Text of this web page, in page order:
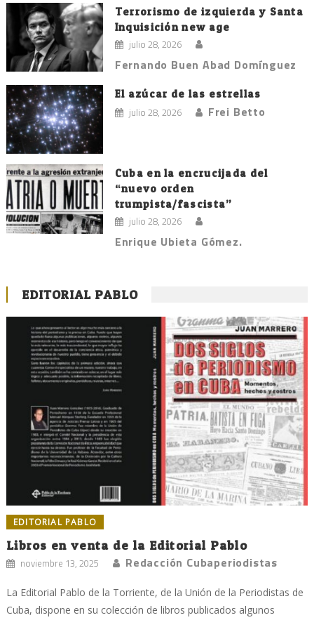
Terrorismo de izquierda y Santa
Inquisición new age
julio 28, 2026
Fernando Buen Abad Domínguez
El azúcar de las estrellas
julio 28, 2026 Frei Betto
Cuba en la encrucijada del
“nuevo orden
trumpista/fascista”
julio 28, 2026
Enrique Ubieta Gómez.
EDITORIAL PABLO
EDITORIAL PABLO
Libros en venta de la Editorial Pablo
noviembre 13, 2025 Redacción Cubaperiodistas
La Editorial Pablo de la Torriente, de la Unión de la Periodistas de
Cuba, dispone en su colección de libros publicados algunos